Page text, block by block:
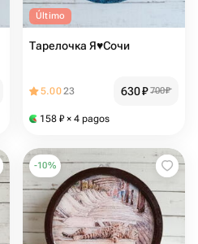
Último
Тарелочка Я♥️Сочи
5.0023 630₽ 700₽
158 ₽ × 4 pagos
-10%